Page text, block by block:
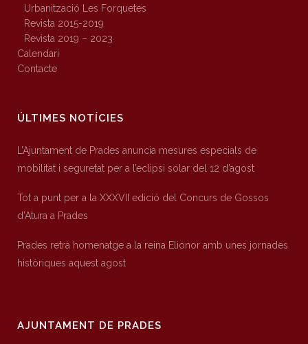
Urbanització Les Forquetes
Revista 2015-2019
Revista 2019 – 2023
Calendari
Contacte
ÚLTIMES NOTÍCIES
L’Ajuntament de Prades anuncia mesures especials de
mobilitat i seguretat per a l’eclipsi solar del 12 d’agost
Tot a punt per a la XXXVII edició del Concurs de Gossos
d’Atura a Prades
Prades retrà homenatge a la reina Elionor amb unes jornades
històriques aquest agost
AJUNTAMENT DE PRADES